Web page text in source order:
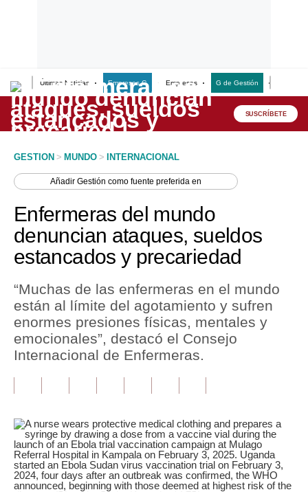
Últimas Noticias Empresas G Empresas G de Gestión
Lo último
Peru Quiosco
Economía
Mercados
Política
Tu Dinero
Finanzas Personales
Opinión
Editorial
SUSCRÍBETE
GESTION > MUNDO > INTERNACIONAL
AñadirGestión como fuente preferida en
Enfermeras del mundo
denuncian ataques, sueldos
estancados y precariedad
“Muchas de las enfermeras en el mundo
están al límite del agotamiento y sufren
enormes presiones físicas, mentales y
emocionales”, destacó el Consejo
Internacional de Enfermeras.